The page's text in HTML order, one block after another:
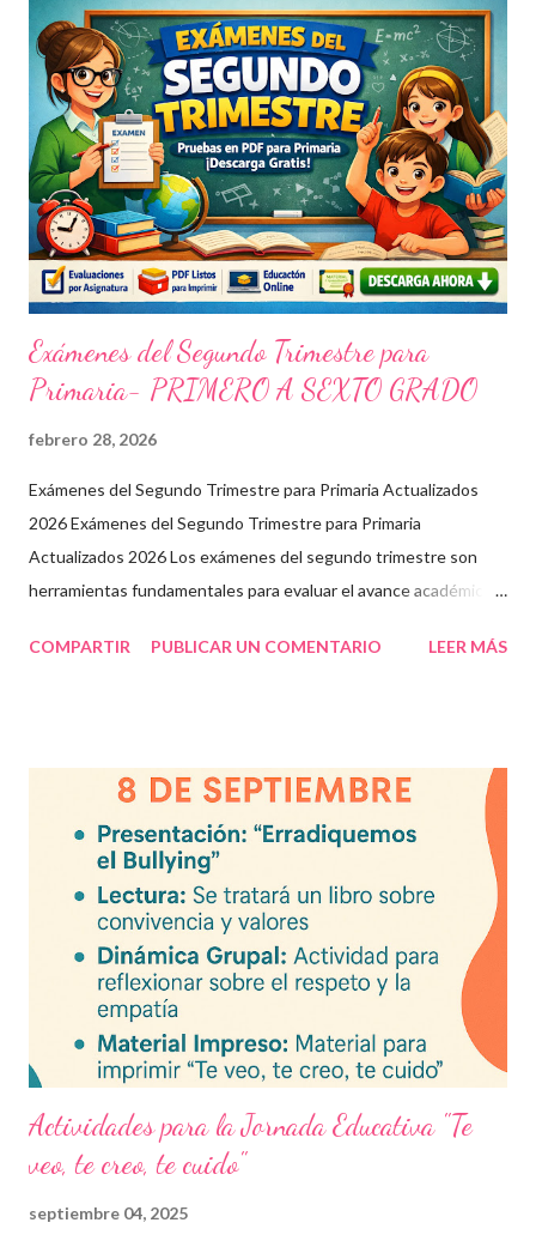
Exámenes del Segundo Trimestre para
Primaria- PRIMERO A SEXTO GRADO
febrero 28, 2026
Exámenes del Segundo Trimestre para Primaria Actualizados
2026 Exámenes del Segundo Trimestre para Primaria
Actualizados 2026 Los exámenes del segundo trimestre son
herramientas fundamentales para evaluar el avance académico
descargable en PDF, diseñado para docentes que buscan
frecuentes Beneficios de utilizar estos exámenes trimestrales
Evaluaciones alineadas al programa oficial. Formato optimizado
para impresión o uso en plataformas educativas. Reactivos que
fortalecen la comprensión y el pensamiento crítico. Ideal para
formación docente y evaluación diagnóstica. Material
descargable PDF editable. Estos exámenes también pueden
integrarse en herramientas digitales pa...
COMPARTIR PUBLICAR UN COMENTARIO LEER MÁS
Actividades para la Jornada Educativa "Te
veo, te creo, te cuido"
septiembre 04, 2025